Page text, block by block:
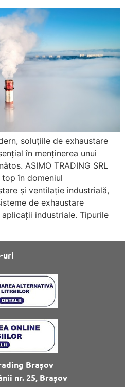
soluțiile de exhaustare
în menținerea unui
ASIMO TRADING SRL
în domeniul
și ventilație industrială,
de exhaustare
industriale. Tipurile
uri
Brașov
nr. 25, Brașov